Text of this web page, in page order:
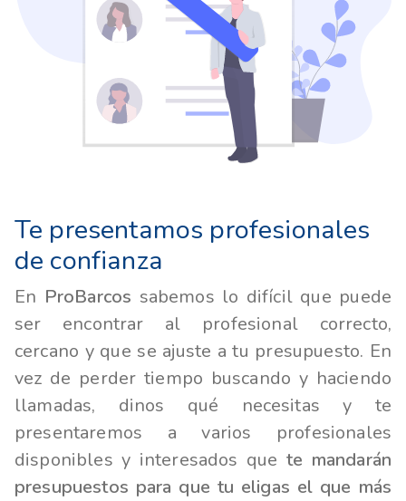
Te presentamos profesionales
de confianza
En ProBarcos sabemos lo difícil que puede
ser encontrar al profesional correcto,
cercano y que se ajuste a tu presupuesto. En
vez de perder tiempo buscando y haciendo
llamadas, dinos qué necesitas y te
presentaremos a varios profesionales
disponibles y interesados que te mandarán
presupuestos para que tu eligas el que más